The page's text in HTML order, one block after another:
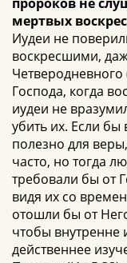
мертвых
Иудеи не
воскресшими,
Господа, когда
иудеи не
убить их. Если
полезно для
часто, но тогда
требовали бы от
видя их со
отошли бы от
чтобы внутренне
действеннее